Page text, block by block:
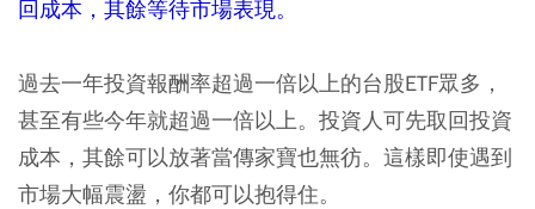
回成本，其餘等待市場表現。
過去一年投資報酬率超過一倍以上的台股ETF眾多，
甚至有些今年就超過一倍以上。投資人可先取回投資
成本，其餘可以放著當傳家寶也無彷。這樣即使遇到
市場大幅震盪，你都可以抱得住。